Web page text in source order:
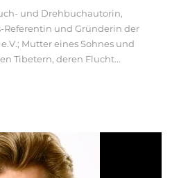
und Drehbuchautorin,
und Gründerin der
Mutter eines Sohnes und
Tibetern, deren Flucht...